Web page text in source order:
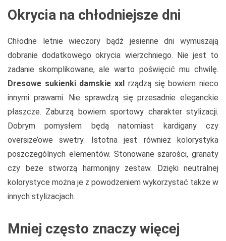
Okrycia na chłodniejsze dni
Chłodne letnie wieczory bądź jesienne dni wymuszają
dobranie dodatkowego okrycia wierzchniego. Nie jest to
zadanie skomplikowane, ale warto poświęcić mu chwilę.
Dresowe sukienki damskie xxl rządzą się bowiem nieco
innymi prawami. Nie sprawdzą się przesadnie eleganckie
płaszcze. Zaburzą bowiem sportowy charakter stylizacji.
Dobrym pomysłem będą natomiast kardigany czy
oversize’owe swetry. Istotna jest również kolorystyka
poszczególnych elementów. Stonowane szarości, granaty
czy beże stworzą harmonijny zestaw. Dzięki neutralnej
kolorystyce można je z powodzeniem wykorzystać także w
innych stylizacjach.
Mniej często znaczy więcej